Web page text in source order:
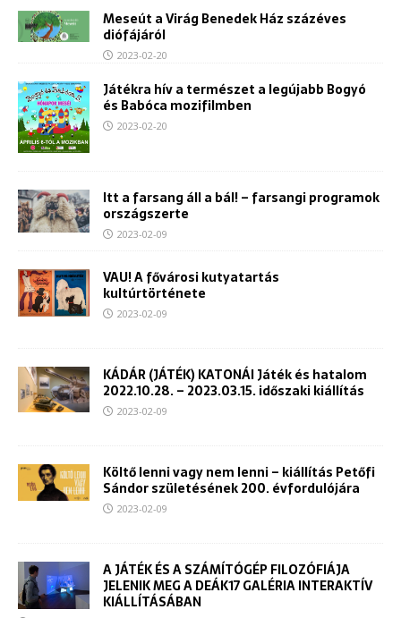
Meseút a Virág Benedek Ház százéves
diófájáról
2023-02-20
Játékra hív a természet a legújabb Bogyó
és Babóca mozifilmben
2023-02-20
Itt a farsang áll a bál! – farsangi programok
országszerte
2023-02-09
VAU! A fővárosi kutyatartás
kultúrtörténete
2023-02-09
KÁDÁR (JÁTÉK) KATONÁI ​Játék és hatalom
2022.10.28. – 2023.03.15. ​időszaki kiállítás
2023-02-09
Költő lenni vagy nem lenni – kiállítás Petőfi
Sándor születésének 200. évfordulójára
2023-02-09
A JÁTÉK ÉS A SZÁMÍTÓGÉP FILOZÓFIÁJA
JELENIK MEG A DEÁK17 GALÉRIA INTERAKTÍV
KIÁLLÍTÁSÁBAN